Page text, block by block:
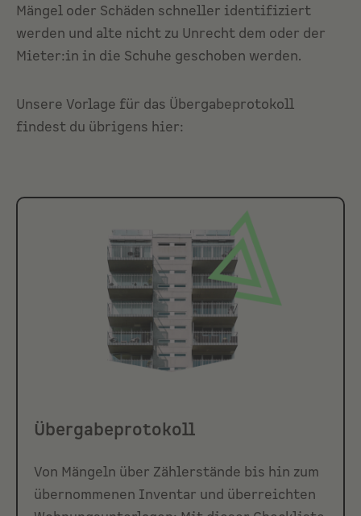
Mängel oder Schäden schneller identifiziert
werden und alte nicht zu Unrecht dem oder der
Mieter:in in die Schuhe geschoben werden.
Unsere Vorlage für das Übergabeprotokoll
findest du übrigens hier:
Übergabeprotokoll
Von Mängeln über Zählerstände bis hin zum
übernommenen Inventar und überreichten